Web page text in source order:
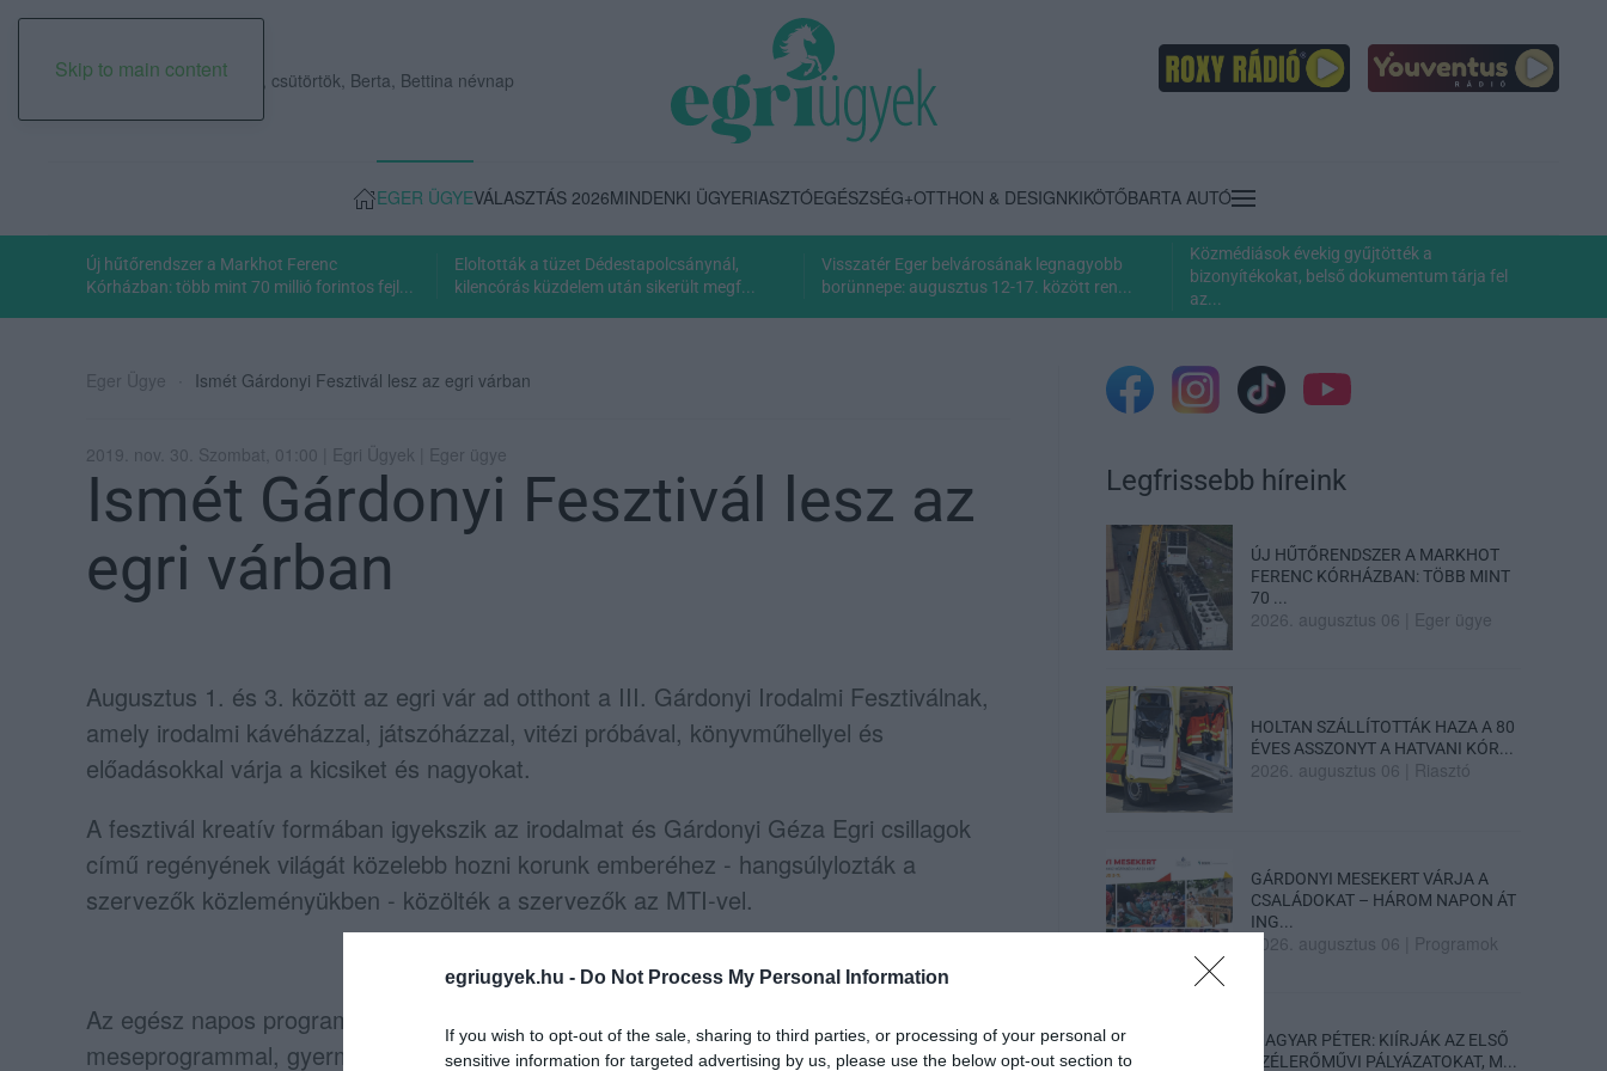
egriugyek.hu - Do Not Process My Personal Information
If you wish to opt-out of the sale, sharing to third parties, or processing of your personal or
sensitive information for targeted advertising by us, please use the below opt-out section to
Skip to main content
2026. augusztus 06., csütörtök, Berta, Bettina névnap
EGER ÜGYEVÁLASZTÁS 2026MINDENKI ÜGYERIASZTÓEGÉSZSÉG+OTTHON & DESIGNKIKÖTŐBARTA AUTÓ
Új hűtőrendszer a Markhot Ferenc
Kórházban: több mint 70 millió forintos fejl...
Eloltották a tüzet Dédestapolcsánynál,
kilencórás küzdelem után sikerült megf...
Visszatér Eger belvárosának legnagyobb
borünnepe: augusztus 12-17. között ren...
Közmédiások évekig gyűjtötték a
bizonyítékokat, belső dokumentum tárja fel
az...
Eger Ügye Ismét Gárdonyi Fesztivál lesz az egri várban
2019. nov. 30. Szombat, 01:00 | Egri Ügyek | Eger ügye
Ismét Gárdonyi Fesztivál lesz az
egri várban
Augusztus 1. és 3. között az egri vár ad otthont a III. Gárdonyi Irodalmi Fesztiválnak,
amely irodalmi kávéházzal, játszóházzal, vitézi próbával, könyvműhellyel és
előadásokkal várja a kicsiket és nagyokat.
A fesztivál kreatív formában igyekszik az irodalmat és Gárdonyi Géza Egri csillagok
című regényének világát közelebb hozni korunk emberéhez - hangsúlylozták a
szervezők közleményükben - közölték a szervezők az MTI-vel.
Az egész napos programsorozaton a gyermekeket kézműves foglalkozásokkal,
meseprogrammal, gyermekelőadásokkal és látványműhelyekkel várják.
Legfrissebb híreink
ÚJ HŰTŐRENDSZER A MARKHOT
FERENC KÓRHÁZBAN: TÖBB MINT
70 ...
2026. augusztus 06 Eger ügye
HOLTAN SZÁLLÍTOTTÁK HAZA A 80
ÉVES ASSZONYT A HATVANI KÓR...
2026. augusztus 06 Riasztó
GÁRDONYI MESEKERT VÁRJA A
CSALÁDOKAT – HÁROM NAPON ÁT
ING...
2026. augusztus 06 Programok
MAGYAR PÉTER: KIÍRJÁK AZ ELSŐ
SZÉLERŐMŰVI PÁLYÁZATOKAT, M...